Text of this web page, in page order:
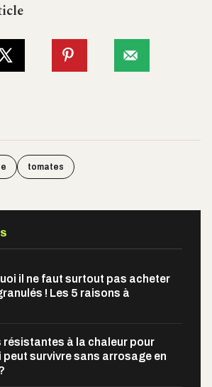
tomates
il ne faut surtout pas acheter
! Les 5 raisons à
résistantes à la chaleur pour
peut survivre sans arrosage en